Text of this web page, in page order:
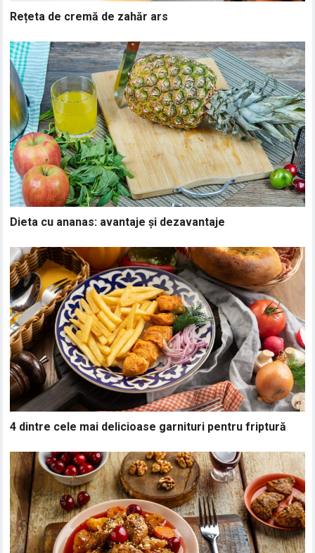
Rețeta de cremă de zahăr ars
Dieta cu ananas: avantaje și dezavantaje
4 dintre cele mai delicioase garnituri pentru friptură